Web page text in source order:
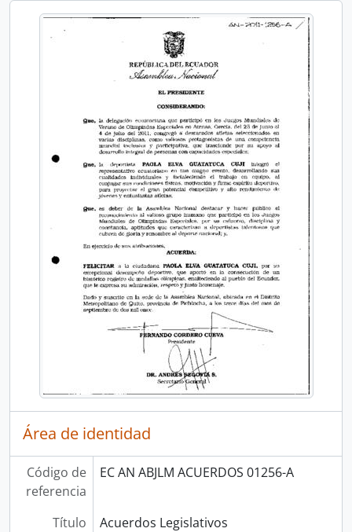
Área de identidad
Código de
referencia
EC AN ABJLM ACUERDOS 01256-A
Título
Acuerdos Legislativos